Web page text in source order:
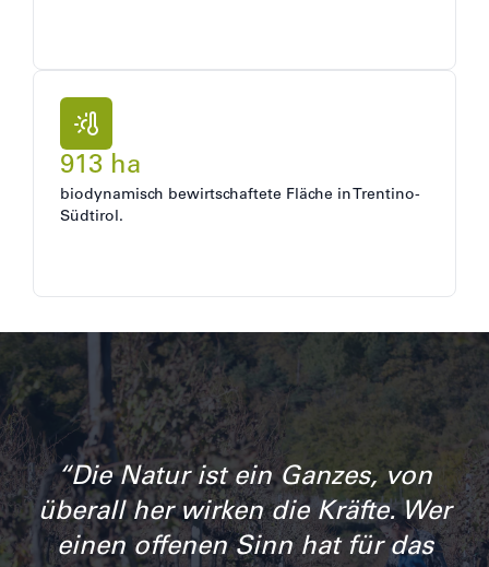
913 ha
biodynamisch bewirtschaftete Fläche in Trentino-
Südtirol.
“Die Natur ist ein Ganzes, von
überall her wirken die Kräfte. Wer
einen offenen Sinn hat für das